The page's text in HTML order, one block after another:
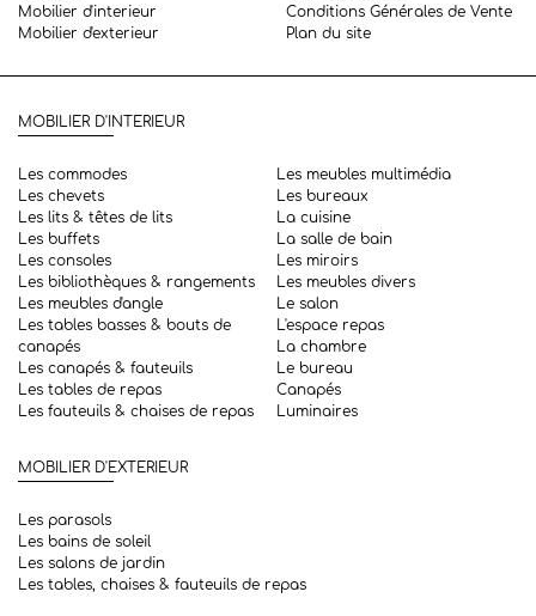
Mobilier d'interieur
Mobilier d'exterieur
Conditions Générales de Vente
Plan du site
MOBILIER D'INTERIEUR
Les commodes
Les chevets
Les lits & têtes de lits
Les buffets
Les consoles
Les bibliothèques & rangements
Les meubles d'angle
Les tables basses & bouts de
canapés
Les canapés & fauteuils
Les tables de repas
Les fauteuils & chaises de repas
Les meubles multimédia
Les bureaux
La cuisine
La salle de bain
Les miroirs
Les meubles divers
Le salon
L'espace repas
La chambre
Le bureau
Canapés
Luminaires
MOBILIER D'EXTERIEUR
Les parasols
Les bains de soleil
Les salons de jardin
Les tables, chaises & fauteuils de repas